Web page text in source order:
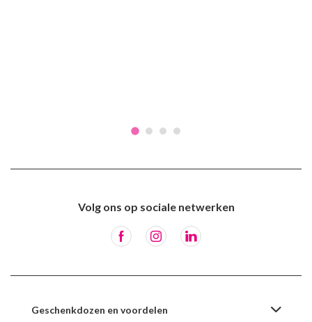
Volg ons op sociale netwerken
Geschenkdozen en voordelen